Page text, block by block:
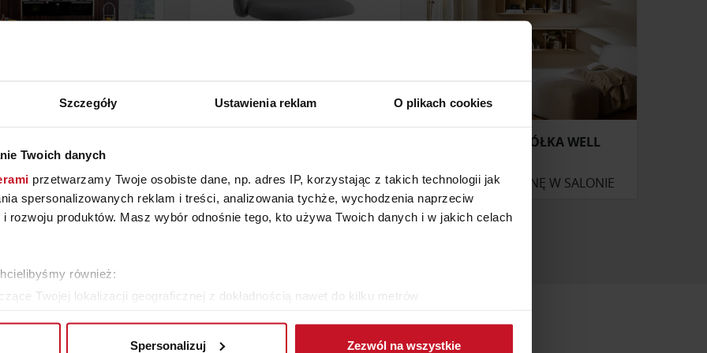
Szczegóły Ustawienia reklam O plikach cookies
Twoich danych
przetwarzamy Twoje osobiste dane, np. adres IP, korzystając z takich technologii jak
spersonalizowanych reklam i treści, analizowania tychże, wychodzenia naprzeciw
rozwoju produktów. Masz wybór odnośnie tego, kto używa Twoich danych i w jakich celach
również:
Twojej lokalizacji geograficznej z dokładnością nawet do kilku metrów
Spersonalizuj Zezwól na wszystkie
O CENĘ W SALONIE ZAPYTAJ O CENĘ W SALONIE
WISZĄCA PÓŁKA WELL
ZAPYTAJ O CENĘ W SALONIE